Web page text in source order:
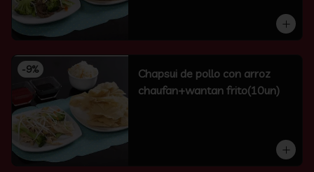
-9%
Chapsui de pollo con arroz
chaufan+wantan frito(10un)